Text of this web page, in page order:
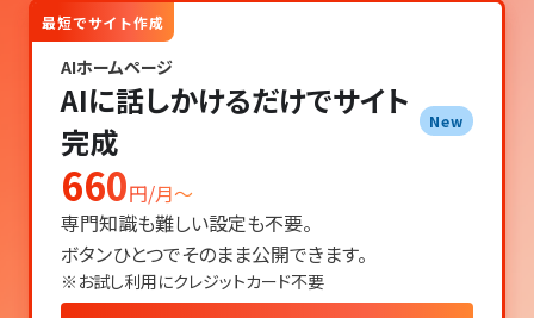
最短でサイト作成
AIホームページ
AIに話しかけるだけでサイト
完成
New
660円/月〜
専門知識も難しい設定も不要。
ボタンひとつでそのまま公開できます。
※お試し利用にクレジットカード不要